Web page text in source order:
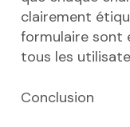
clairement
formulaire sont
tous les
Conclusion